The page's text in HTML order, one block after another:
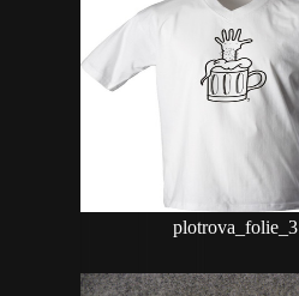
plotrova_folie_3